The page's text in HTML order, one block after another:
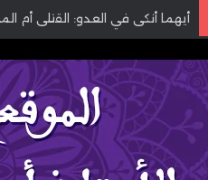
أيهما أنكى في العدو: القتلى أم